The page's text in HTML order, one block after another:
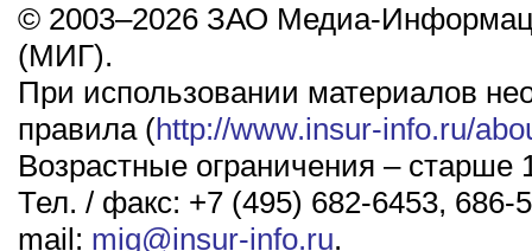
© 2003–2026 ЗАО Медиа-
(МИГ).
При использовании материалов
правила (http://www.insur-info.ru/
Возрастные ограничения – старше
Тел. / факс: +7 (495) 682-6453, 686-
mail: mig@insur-info.ru.